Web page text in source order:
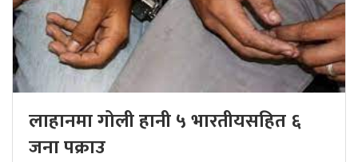
लाहानमा गोली हानी ५ भारतीयसहित ६
जना पक्राउ